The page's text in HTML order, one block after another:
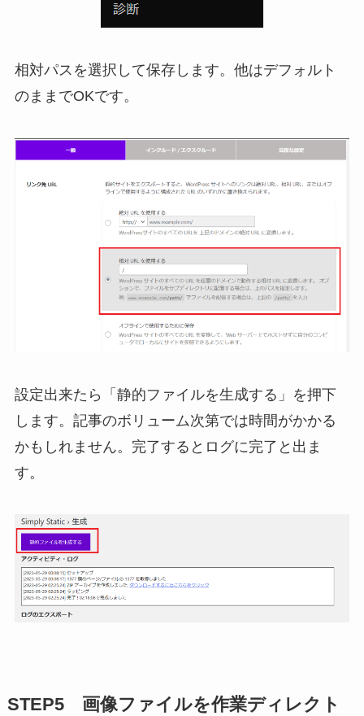
相対パスを選択して保存します。他はデフォルト
のままでOKです。
設定出来たら「静的ファイルを生成する」を押下
します。記事のボリューム次第では時間がかかる
かもしれません。完了するとログに完了と出ま
す。
STEP5 画像ファイルを作業ディレクト